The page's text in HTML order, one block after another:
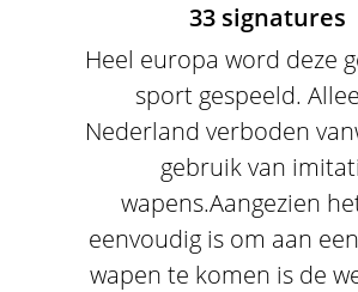
33 signatures
Heel europa word deze
sport gespeeld.
Nederland verboden
gebruik van
wapens.Aangezien
eenvoudig is om aan
wapen te komen is de